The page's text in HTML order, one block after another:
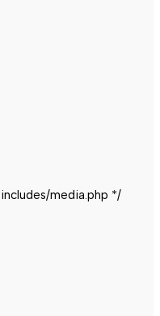
media.php */